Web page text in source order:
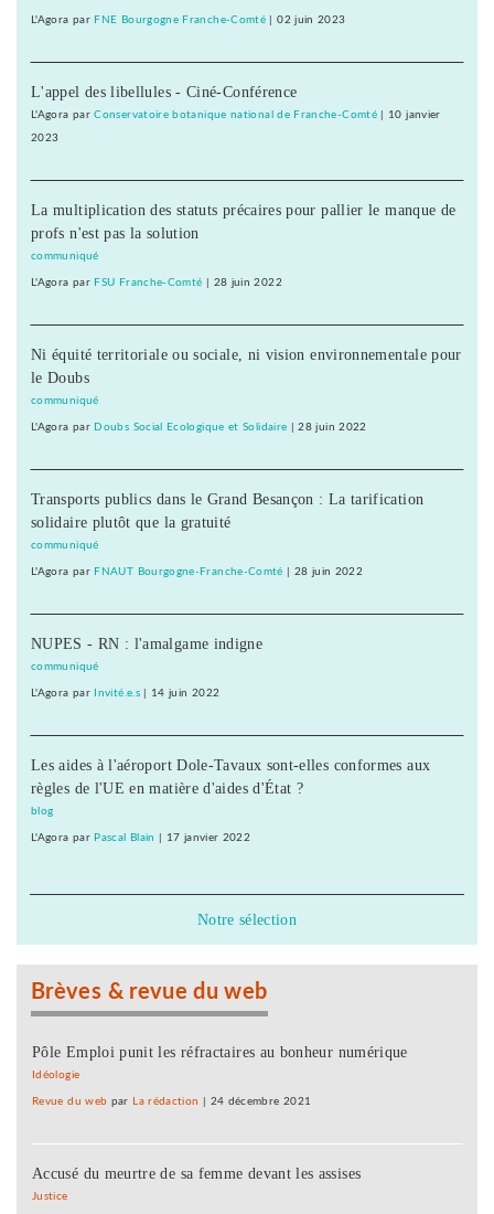
L'Agora par FNE Bourgogne Franche-Comté |02 juin 2023
L'appel des libellules - Ciné-Conférence
L'Agora parConservatoire botanique national de Franche-Comté| 10 janvier
2023
La multiplication des statuts précaires pour pallier le manque de
profs n'est pas la solution
communiqué
L'Agora par FSU Franche-Comté 28 juin 2022
Ni équité territoriale ou sociale, ni vision environnementale pour
le Doubs
communiqué
L'Agora par Doubs Social Ecologique et Solidaire |28 juin 2022
Transports publics dans le Grand Besançon : La tarification
solidaire plutôt que la gratuité
communiqué
L'Agora par FNAUT Bourgogne-Franche-Comté 28 juin 2022
NUPES - RN : l'amalgame indigne
communiqué
L'Agora par Invité.e.s| 14 juin 2022
Les aides à l'aéroport Dole-Tavaux sont-elles conformes aux
règles de l'UE en matière d'aides d'État ?
blog
L'Agora par Pascal Blain 17 janvier 2022
Notre sélection
Brèves & revue du web
Pôle Emploi punit les réfractaires au bonheur numérique
Idéologie
Revue du web par La rédaction 24 décembre 2021
Accusé du meurtre de sa femme devant les assises
Justice